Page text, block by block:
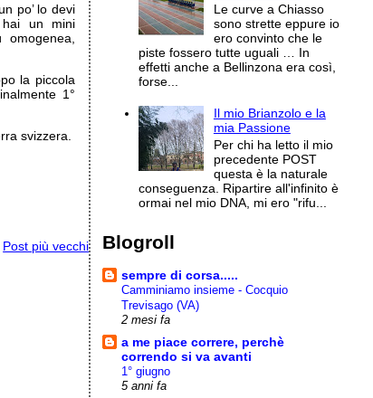
po’ lo devi
un mini
la piccola
1°
svizzera.
Post più vecchi
Le curve a Chiasso
sono strette eppure io
ero convinto che le
piste fossero tutte uguali … In
effetti anche a Bellinzona era così,
forse...
Il mio Brianzolo e la
mia Passione
Per chi ha letto il mio
precedente POST
questa è la naturale
conseguenza. Ripartire all'infinito è
ormai nel mio DNA, mi ero "rifu...
Blogroll
sempre di corsa.....
Camminiamo insieme - Cocquio
Trevisago (VA)
2 mesi fa
a me piace correre, perchè
correndo si va avanti
1° giugno
5 anni fa